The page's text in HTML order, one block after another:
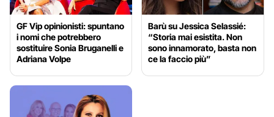
GF Vip opinionisti: spuntano
i nomi che potrebbero
sostituire Sonia Bruganelli e
Adriana Volpe
Barù su Jessica Selassié:
“Storia mai esistita. Non
sono innamorato, basta non
ce la faccio più”